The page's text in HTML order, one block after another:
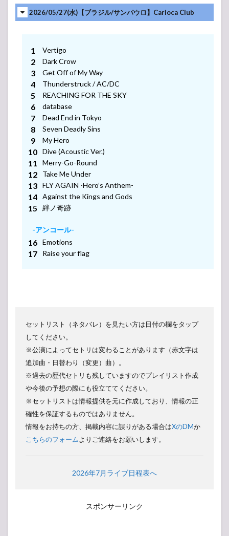
2024
SETLIST
(セット
3.1
locofrank
presents
「BACK
TO
RING」
FUN
WITH A
MISSION
TOUR
2024
3.3
THE
SPELLBOUND「BIG
LOVE Vol.3」
3.4
IN
JAPAN
2024】
311 x
WITH A
2023
SETLIST
(セット
リスト)
4.1
WITH A
MISSION
World
Tour 2023
~WOLVES
-アンコール-
-アンコール-
-アンコール-
-アンコール-
2026/05/27(水)【ブラジル/サンパウロ】Carioca Club
Vertigo
Dark Crow
Get Off of My Way
Thunderstruck / AC/DC
REACHING FOR THE SKY
database
Dead End in Tokyo
Seven Deadly Sins
My Hero
Dive (Acoustic Ver.)
Merry-Go-Round
Take Me Under
FLY AGAIN -Hero’s Anthem-
Against the Kings and Gods
絆ノ奇跡
-アンコール-
Emotions
Raise your flag
セットリスト（ネタバレ）を見たい方は日付の欄をタップ
してください。
※公演によってセトリは変わることがあります（赤文字は
追加曲・日替わり（変更）曲）。
※過去の歴代セトリも残していますのでプレイリスト作成
や今後の予想の際にも役立ててください。
※セットリストは情報提供を元に作成しており、情報の正
確性を保証するものではありません。
情報をお持ちの方、掲載内容に誤りがある場合はXのDMか
こちらのフォームよりご連絡をお願いします。
2026年7月ライブ日程表へ
スポンサーリンク